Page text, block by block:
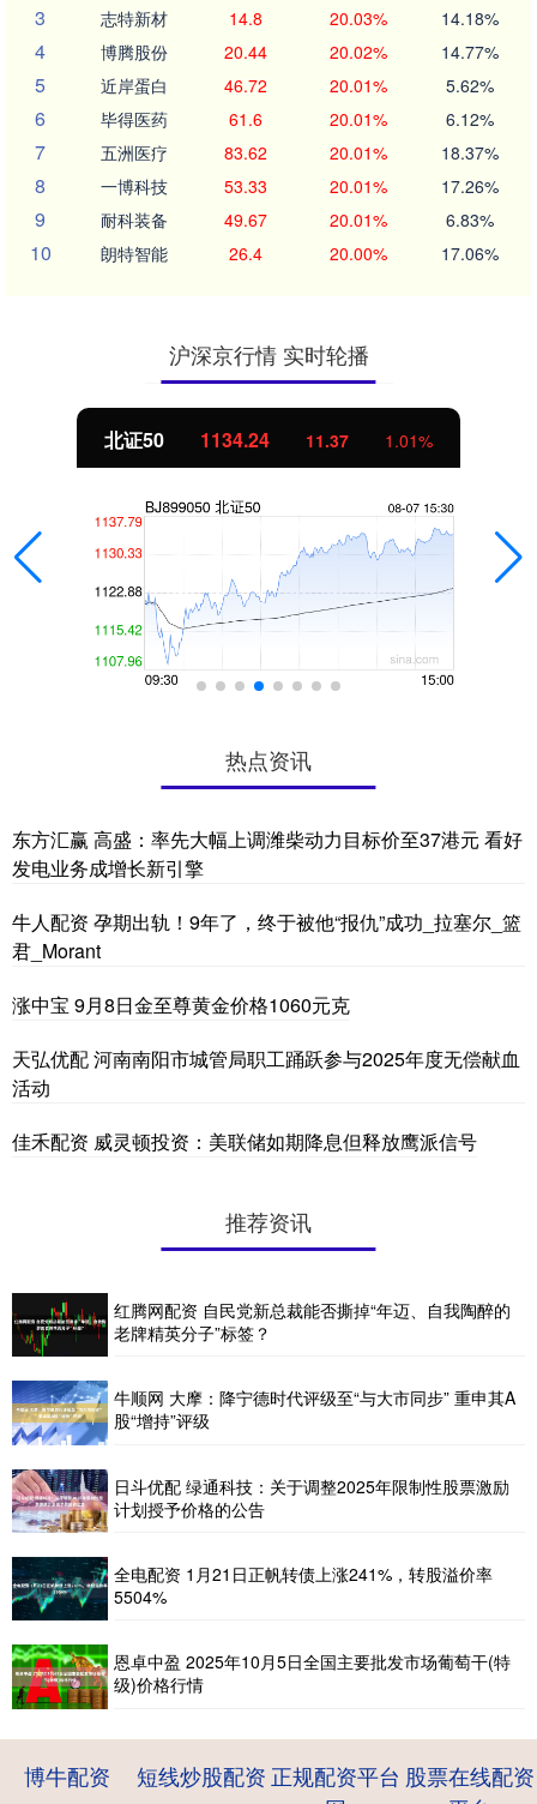
3 志特新材 14.8 20.03% 14.18%
4 博腾股份 20.44 20.02% 14.77%
5 近岸蛋白 46.72 20.01% 5.62%
6 毕得医药 61.6 20.01% 6.12%
7 五洲医疗 83.62 20.01% 18.37%
8 一博科技 53.33 20.01% 17.26%
9 耐科装备 49.67 20.01% 6.83%
10 朗特智能 26.4 20.00% 17.06%
沪深京行情 实时轮播
北证50 1134.24 11.37 1.01%
热点资讯
东方汇赢 高盛：率先大幅上调潍柴动力目标价至37港元 看好
发电业务成增长新引擎
牛人配资 孕期出轨！9年了，终于被他“报仇”成功_拉塞尔_篮
君_Morant
涨中宝 9月8日金至尊黄金价格1060元克
天弘优配 河南南阳市城管局职工踊跃参与2025年度无偿献血
活动
佳禾配资 威灵顿投资：美联储如期降息但释放鹰派信号
推荐资讯
红腾网配资 自民党新总裁能否撕掉“年迈、自我陶醉的
老牌精英分子”标签？
牛顺网 大摩：降宁德时代评级至“与大市同步” 重申其A
股“增持”评级
日斗优配 绿通科技：关于调整2025年限制性股票激励
计划授予价格的公告
全电配资 1月21日正帆转债上涨241%，转股溢价率
5504%
恩卓中盈 2025年10月5日全国主要批发市场葡萄干(特
级)价格行情
博牛配资 短线炒股配资 正规配资平台 股票在线配资